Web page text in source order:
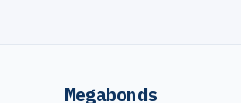
Megabonds